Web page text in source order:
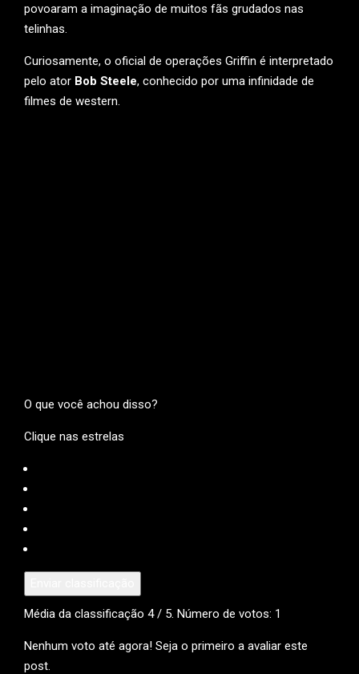
povoaram a imaginação de muitos fãs grudados nas
telinhas.
Curiosamente, o oficial de operações Griffin é interpretado
pelo ator Bob Steele, conhecido por uma infinidade de
filmes de western.
O que você achou disso?
Clique nas estrelas
Média da classificação 4/ 5. Número de votos: 1
Nenhum voto até agora! Seja o primeiro a avaliar este
post.